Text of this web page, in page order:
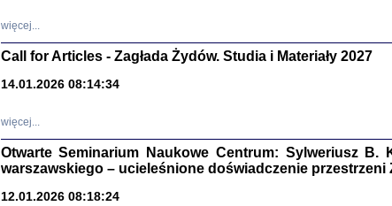
więcej...
Call for Articles - Zagłada Żydów. Studia i Materiały 2027
14.01.2026 08:14:34
więcej...
Otwarte Seminarium Naukowe Centrum: Sylweriusz B.
warszawskiego – ucieleśnione doświadczenie przestrzeni
12.01.2026 08:18:24